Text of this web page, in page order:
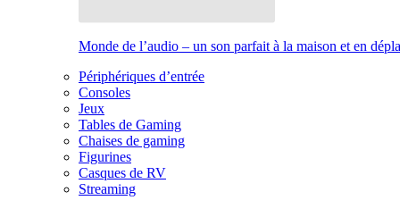
Monde de l’audio – un son parfait à la maison et en
Périphériques d’entrée
Consoles
Jeux
Tables de Gaming
Chaises de gaming
Figurines
Casques de RV
Streaming